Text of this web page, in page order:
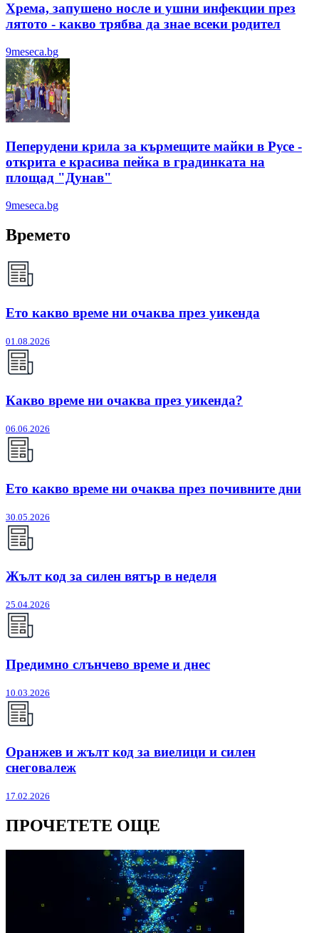
Хрема, запушено носле и ушни инфекции през
лятотo - какво трябва да знае всеки родител
9meseca.bg
Пеперудени крила за кърмещите майки в Русе -
открита е красива пейка в градинката на
площад "Дунав"
9meseca.bg
Времето
Ето какво време ни очаква през уикенда
01.08.2026
Какво време ни очаква през уикенда?
06.06.2026
Ето какво време ни очаква през почивните дни
30.05.2026
Жълт код за силен вятър в неделя
25.04.2026
Предимно слънчево време и днес
10.03.2026
Оранжев и жълт код за виелици и силен
снеговалеж
17.02.2026
ПРОЧЕТЕТЕ ОЩЕ